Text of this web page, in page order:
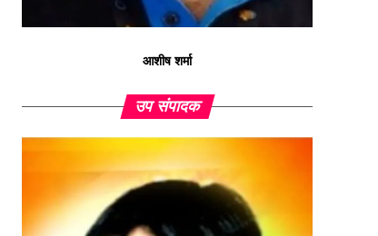
आशीष शर्मा
उप संपादक